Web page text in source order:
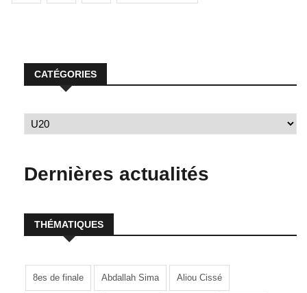
CATÉGORIES
Dernières actualités
THÉMATIQUES
8es de finale Abdallah Sima Aliou Cissé